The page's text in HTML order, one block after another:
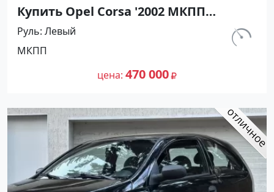
Купить Opel Corsa '2002 МКПП
(1200/75 л.с.) Бензин инжектор
Темрюк цвет Серебристый Хетчбэк
по цене 470000 рублей, объявление
№27491 на сайте Авторынок23
км.
Руль Левый
МКПП
цена 470 000